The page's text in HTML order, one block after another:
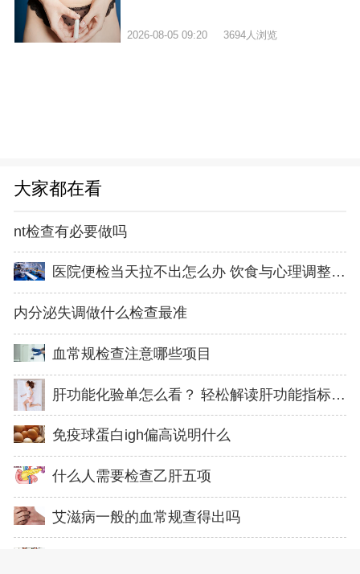
2026-08-05 09:20 3694人浏览
大家都在看
nt检查有必要做吗
医院便检当天拉不出怎么办 饮食与心理调整助您轻松通便
内分泌失调做什么检查最准
血常规检查注意哪些项目
肝功能化验单怎么看？ 轻松解读肝功能指标告诉你健康状态
免疫球蛋白igh偏高说明什么
什么人需要检查乙肝五项
艾滋病一般的血常规查得出吗